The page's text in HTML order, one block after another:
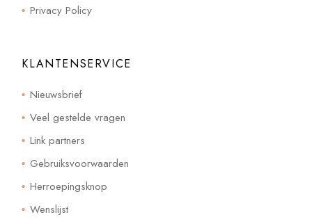
Privacy Policy
KLANTENSERVICE
Nieuwsbrief
Veel gestelde vragen
Link partners
Gebruiksvoorwaarden
Herroepingsknop
Wenslijst